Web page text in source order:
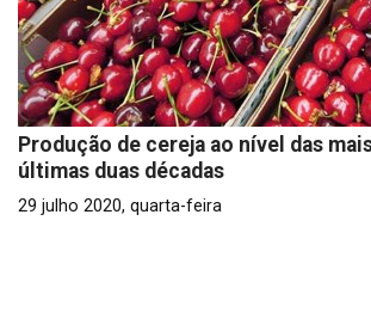
Produção de cereja ao nível das
últimas duas décadas
29 julho 2020, quarta-feira